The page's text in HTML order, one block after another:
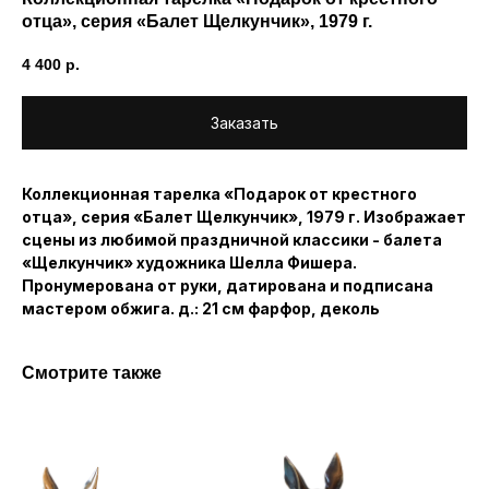
отца», серия «Балет Щелкунчик», 1979 г.
4 400 р.
Заказать
Коллекционная тарелка «Подарок от крестного
отца», серия «Балет Щелкунчик», 1979 г. Изображает
сцены из любимой праздничной классики - балета
«Щелкунчик» художника Шелла Фишера.
Пронумерована от руки, датирована и подписана
мастером обжига. д.: 21 см фарфор, деколь
Смотрите также